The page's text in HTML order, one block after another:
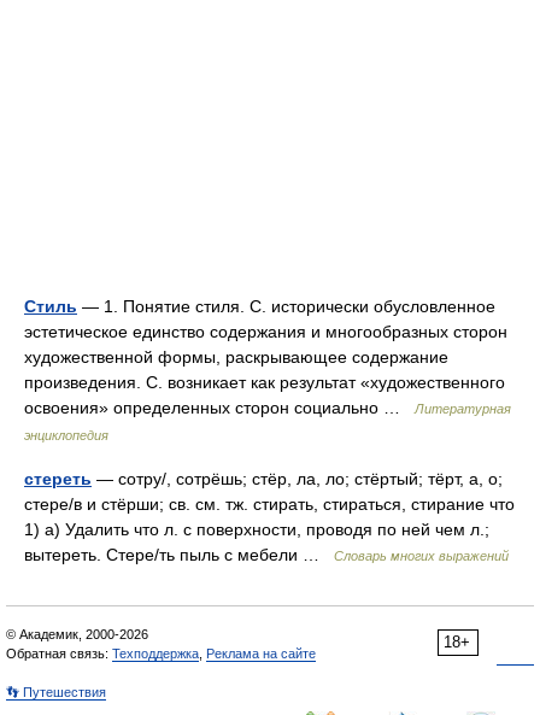
Стиль — 1. Понятие стиля. С. исторически обусловленное
эстетическое единство содержания и многообразных сторон
художественной формы, раскрывающее содержание
произведения. С. возникает как результат «художественного
освоения» определенных сторон социально …
Литературная
энциклопедия
стереть — сотру/, сотрёшь; стёр, ла, ло; стёртый; тёрт, а, о;
стере/в и стёрши; св. см. тж. стирать, стираться, стирание что
1) а) Удалить что л. с поверхности, проводя по ней чем л.;
вытереть. Стере/ть пыль с мебели …
Словарь многих выражений
18+
© Академик, 2000-2026
Обратная связь: Техподдержка Реклама на сайте
👣 Путешествия